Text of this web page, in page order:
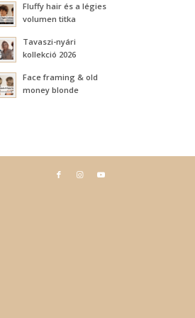
Fluffy hair és a légies
volumen titka
Tavaszi-nyári
kollekció 2026
Face framing & old
money blonde